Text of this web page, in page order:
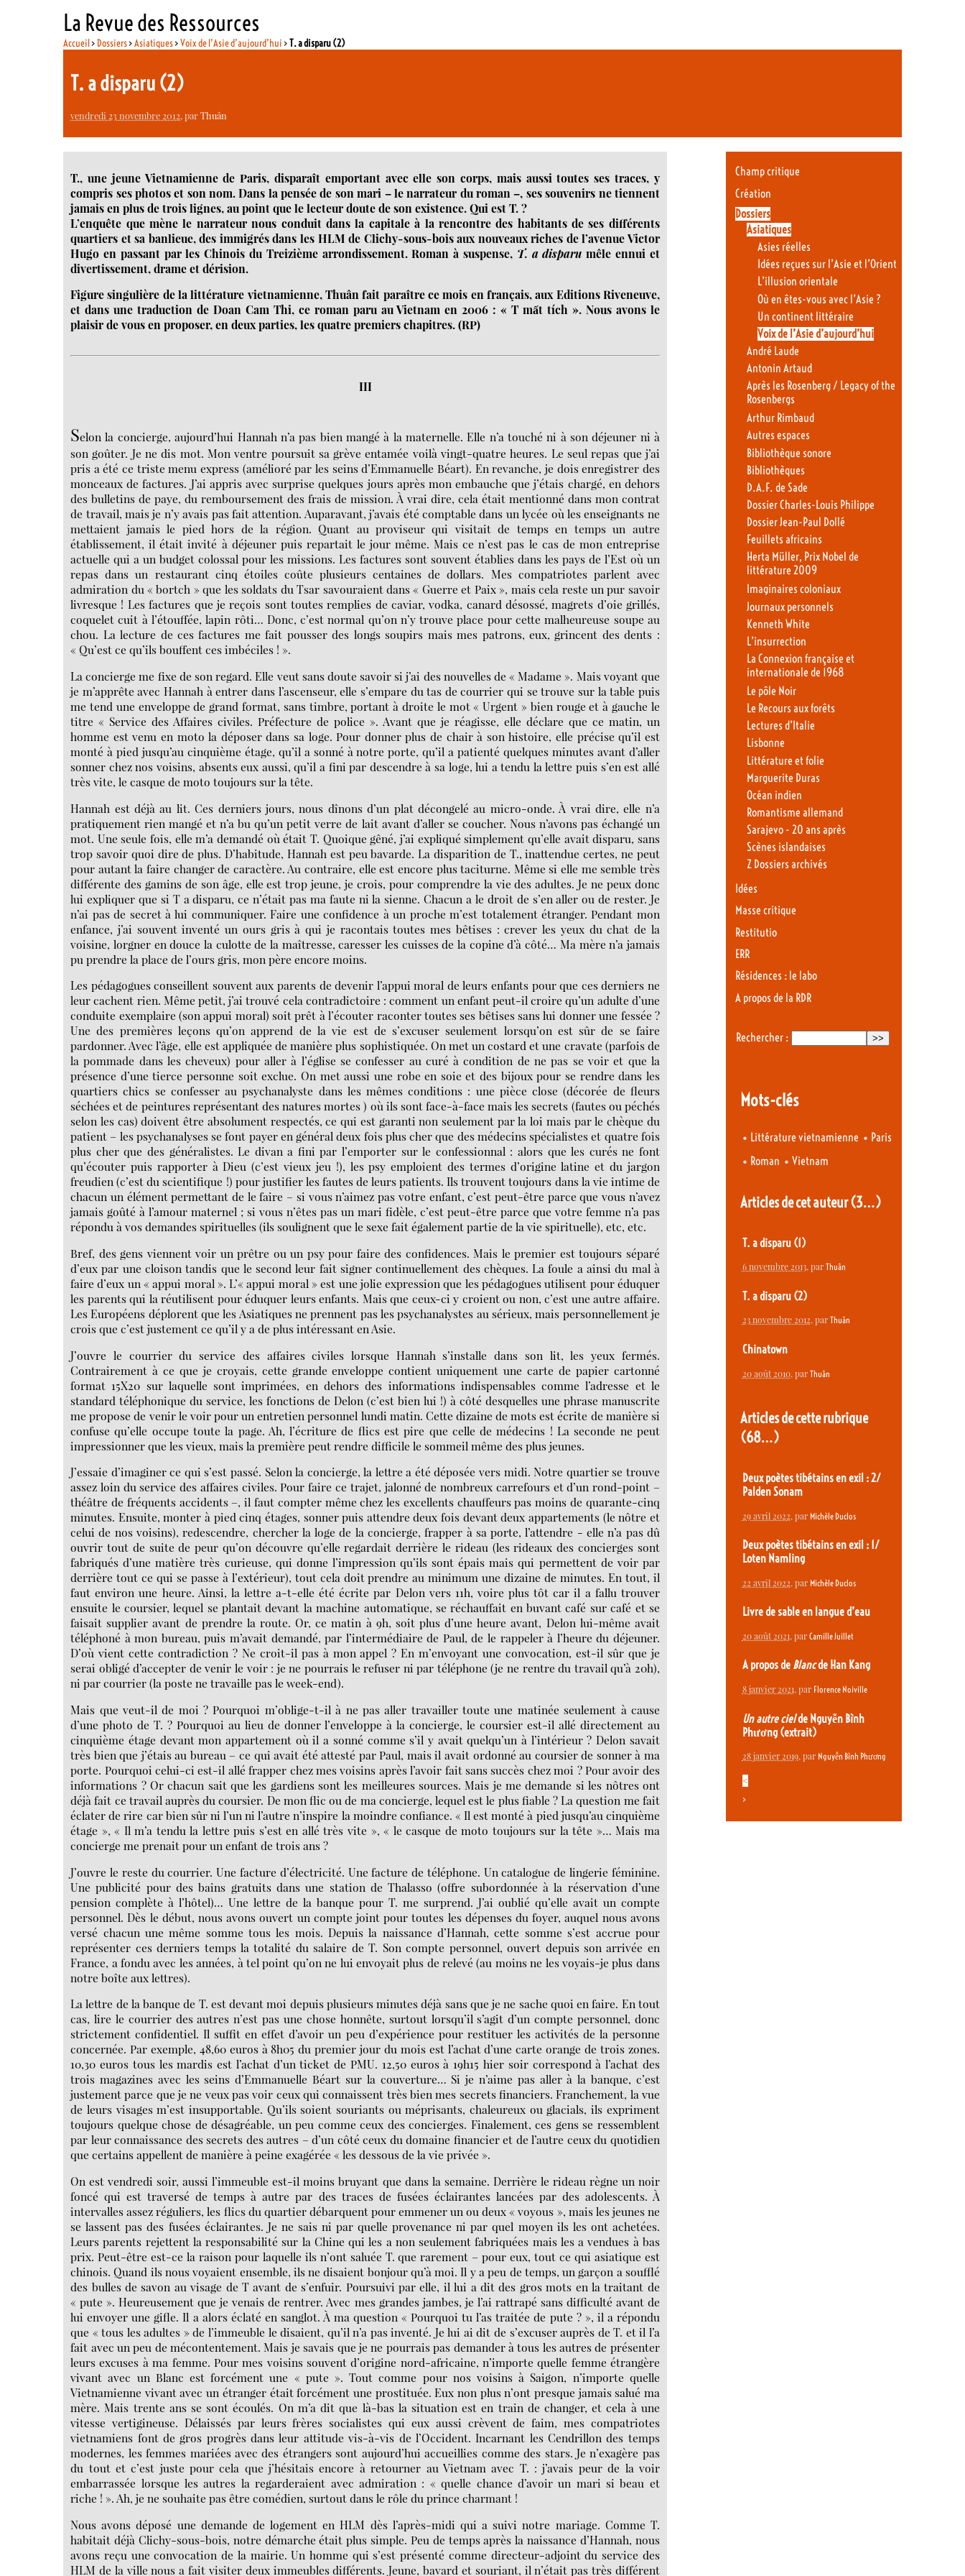
La Revue des Ressources
Accueil> Dossiers>Asiatiques>Voix de l’Asie d’aujourd’hui >T. a disparu (2)
T. a disparu (2)
vendredi 23 novembre 2012, parThuân
T., une jeune Vietnamienne de Paris, disparaît emportant avec elle son corps, mais aussi toutes ses traces, y
compris ses photos et son nom. Dans la pensée de son mari – le narrateur du roman –, ses souvenirs ne tiennent
jamais en plus de trois lignes, au point que le lecteur doute de son existence. Qui est T. ?
L’enquête que mène le narrateur nous conduit dans la capitale à la rencontre des habitants de ses différents
quartiers et sa banlieue, des immigrés dans les HLM de Clichy-sous-bois aux nouveaux riches de l’avenue Victor
Hugo en passant par les Chinois du Treizième arrondissement. Roman à suspense, T. a disparu mêle ennui et
divertissement, drame et dérision.
Figure singulière de la littérature vietnamienne, Thuân fait paraître ce mois en français, aux Editions Riveneuve,
et dans une traduction de Doan Cam Thi, ce roman paru au Vietnam en 2006 : « T mất tích ». Nous avons le
plaisir de vous en proposer, en deux parties, les quatre premiers chapitres. (RP)
III
Selon la concierge, aujourd’hui Hannah n’a pas bien mangé à la maternelle. Elle n’a touché ni à son déjeuner ni à
son goûter. Je ne dis mot. Mon ventre poursuit sa grève entamée voilà vingt-quatre heures. Le seul repas que j’ai
pris a été ce triste menu express (amélioré par les seins d’Emmanuelle Béart). En revanche, je dois enregistrer des
monceaux de factures. J’ai appris avec surprise quelques jours après mon embauche que j’étais chargé, en dehors
des bulletins de paye, du remboursement des frais de mission. À vrai dire, cela était mentionné dans mon contrat
de travail, mais je n’y avais pas fait attention. Auparavant, j’avais été comptable dans un lycée où les enseignants ne
mettaient jamais le pied hors de la région. Quant au proviseur qui visitait de temps en temps un autre
établissement, il était invité à déjeuner puis repartait le jour même. Mais ce n’est pas le cas de mon entreprise
actuelle qui a un budget colossal pour les missions. Les factures sont souvent établies dans les pays de l’Est où un
repas dans un restaurant cinq étoiles coûte plusieurs centaines de dollars. Mes compatriotes parlent avec
admiration du « bortch » que les soldats du Tsar savouraient dans « Guerre et Paix », mais cela reste un pur savoir
livresque ! Les factures que je reçois sont toutes remplies de caviar, vodka, canard désossé, magrets d’oie grillés,
coquelet cuit à l’étouffée, lapin rôti… Donc, c’est normal qu’on n’y trouve place pour cette malheureuse soupe au
chou. La lecture de ces factures me fait pousser des longs soupirs mais mes patrons, eux, grincent des dents :
« Qu’est ce qu’ils bouffent ces imbéciles ! ».
La concierge me fixe de son regard. Elle veut sans doute savoir si j’ai des nouvelles de « Madame ». Mais voyant que
je m’apprête avec Hannah à entrer dans l’ascenseur, elle s’empare du tas de courrier qui se trouve sur la table puis
me tend une enveloppe de grand format, sans timbre, portant à droite le mot « Urgent » bien rouge et à gauche le
titre « Service des Affaires civiles. Préfecture de police ». Avant que je réagisse, elle déclare que ce matin, un
homme est venu en moto la déposer dans sa loge. Pour donner plus de chair à son histoire, elle précise qu’il est
monté à pied jusqu’au cinquième étage, qu’il a sonné à notre porte, qu’il a patienté quelques minutes avant d’aller
sonner chez nos voisins, absents eux aussi, qu’il a fini par descendre à sa loge, lui a tendu la lettre puis s’en est allé
très vite, le casque de moto toujours sur la tête.
Hannah est déjà au lit. Ces derniers jours, nous dînons d’un plat décongelé au micro-onde. À vrai dire, elle n’a
pratiquement rien mangé et n’a bu qu’un petit verre de lait avant d’aller se coucher. Nous n’avons pas échangé un
mot. Une seule fois, elle m’a demandé où était T. Quoique gêné, j’ai expliqué simplement qu’elle avait disparu, sans
trop savoir quoi dire de plus. D’habitude, Hannah est peu bavarde. La disparition de T., inattendue certes, ne peut
pour autant la faire changer de caractère. Au contraire, elle est encore plus taciturne. Même si elle me semble très
différente des gamins de son âge, elle est trop jeune, je crois, pour comprendre la vie des adultes. Je ne peux donc
lui expliquer que si T a disparu, ce n’était pas ma faute ni la sienne. Chacun a le droit de s’en aller ou de rester. Je
n’ai pas de secret à lui communiquer. Faire une confidence à un proche m’est totalement étranger. Pendant mon
enfance, j’ai souvent inventé un ours gris à qui je racontais toutes mes bêtises : crever les yeux du chat de la
voisine, lorgner en douce la culotte de la maîtresse, caresser les cuisses de la copine d’à côté… Ma mère n’a jamais
pu prendre la place de l’ours gris, mon père encore moins.
Les pédagogues conseillent souvent aux parents de devenir l’appui moral de leurs enfants pour que ces derniers ne
leur cachent rien. Même petit, j’ai trouvé cela contradictoire : comment un enfant peut-il croire qu’un adulte d’une
conduite exemplaire (son appui moral) soit prêt à l’écouter raconter toutes ses bêtises sans lui donner une fessée ?
Une des premières leçons qu’on apprend de la vie est de s’excuser seulement lorsqu’on est sûr de se faire
pardonner. Avec l’âge, elle est appliquée de manière plus sophistiquée. On met un costard et une cravate (parfois de
la pommade dans les cheveux) pour aller à l’église se confesser au curé à condition de ne pas se voir et que la
présence d’une tierce personne soit exclue. On met aussi une robe en soie et des bijoux pour se rendre dans les
quartiers chics se confesser au psychanalyste dans les mêmes conditions : une pièce close (décorée de fleurs
séchées et de peintures représentant des natures mortes ) où ils sont face-à-face mais les secrets (fautes ou péchés
selon les cas) doivent être absolument respectés, ce qui est garanti non seulement par la loi mais par le chèque du
patient – les psychanalyses se font payer en général deux fois plus cher que des médecins spécialistes et quatre fois
plus cher que des généralistes. Le divan a fini par l’emporter sur le confessionnal : alors que les curés ne font
qu’écouter puis rapporter à Dieu (c’est vieux jeu !), les psy emploient des termes d’origine latine et du jargon
freudien (c’est du scientifique !) pour justifier les fautes de leurs patients. Ils trouvent toujours dans la vie intime de
chacun un élément permettant de le faire – si vous n’aimez pas votre enfant, c’est peut-être parce que vous n’avez
jamais goûté à l’amour maternel ; si vous n’êtes pas un mari fidèle, c’est peut-être parce que votre femme n’a pas
répondu à vos demandes spirituelles (ils soulignent que le sexe fait également partie de la vie spirituelle), etc, etc.
Bref, des gens viennent voir un prêtre ou un psy pour faire des confidences. Mais le premier est toujours séparé
d’eux par une cloison tandis que le second leur fait signer continuellement des chèques. La foule a ainsi du mal à
faire d’eux un « appui moral ». L’« appui moral » est une jolie expression que les pédagogues utilisent pour éduquer
les parents qui la réutilisent pour éduquer leurs enfants. Mais que ceux-ci y croient ou non, c’est une autre affaire.
Les Européens déplorent que les Asiatiques ne prennent pas les psychanalystes au sérieux, mais personnellement je
crois que c’est justement ce qu’il y a de plus intéressant en Asie.
J’ouvre le courrier du service des affaires civiles lorsque Hannah s’installe dans son lit, les yeux fermés.
Contrairement à ce que je croyais, cette grande enveloppe contient uniquement une carte de papier cartonné
format 15X20 sur laquelle sont imprimées, en dehors des informations indispensables comme l’adresse et le
standard téléphonique du service, les fonctions de Delon (c’est bien lui !) à côté desquelles une phrase manuscrite
me propose de venir le voir pour un entretien personnel lundi matin. Cette dizaine de mots est écrite de manière si
confuse qu’elle occupe toute la page. Ah, l’écriture de flics est pire que celle de médecins ! La seconde ne peut
impressionner que les vieux, mais la première peut rendre difficile le sommeil même des plus jeunes.
J’essaie d’imaginer ce qui s’est passé. Selon la concierge, la lettre a été déposée vers midi. Notre quartier se trouve
assez loin du service des affaires civiles. Pour faire ce trajet, jalonné de nombreux carrefours et d’un rond-point –
théâtre de fréquents accidents –, il faut compter même chez les excellents chauffeurs pas moins de quarante-cinq
minutes. Ensuite, monter à pied cinq étages, sonner puis attendre deux fois devant deux appartements (le nôtre et
celui de nos voisins), redescendre, chercher la loge de la concierge, frapper à sa porte, l’attendre - elle n’a pas dû
ouvrir tout de suite de peur qu’on découvre qu’elle regardait derrière le rideau (les rideaux des concierges sont
fabriqués d’une matière très curieuse, qui donne l’impression qu’ils sont épais mais qui permettent de voir par
derrière tout ce qui se passe à l’extérieur), tout cela doit prendre au minimum une dizaine de minutes. En tout, il
faut environ une heure. Ainsi, la lettre a-t-elle été écrite par Delon vers 11h, voire plus tôt car il a fallu trouver
ensuite le coursier, lequel se plantait devant la machine automatique, se réchauffait en buvant café sur café et se
faisait supplier avant de prendre la route. Or, ce matin à 9h, soit plus d’une heure avant, Delon lui-même avait
téléphoné à mon bureau, puis m’avait demandé, par l’intermédiaire de Paul, de le rappeler à l’heure du déjeuner.
D’où vient cette contradiction ? Ne croit-il pas à mon appel ? En m’envoyant une convocation, est-il sûr que je
serai obligé d’accepter de venir le voir : je ne pourrais le refuser ni par téléphone (je ne rentre du travail qu’à 20h),
ni par courrier (la poste ne travaille pas le week-end).
Mais que veut-il de moi ? Pourquoi m’oblige-t-il à ne pas aller travailler toute une matinée seulement à cause
d’une photo de T. ? Pourquoi au lieu de donner l’enveloppe à la concierge, le coursier est-il allé directement au
cinquième étage devant mon appartement où il a sonné comme s’il y avait quelqu’un à l’intérieur ? Delon savait
très bien que j’étais au bureau – ce qui avait été attesté par Paul, mais il avait ordonné au coursier de sonner à ma
porte. Pourquoi celui-ci est-il allé frapper chez mes voisins après l’avoir fait sans succès chez moi ? Pour avoir des
informations ? Or chacun sait que les gardiens sont les meilleures sources. Mais je me demande si les nôtres ont
déjà fait ce travail auprès du coursier. De mon flic ou de ma concierge, lequel est le plus fiable ? La question me fait
éclater de rire car bien sûr ni l’un ni l’autre n’inspire la moindre confiance. « Il est monté à pied jusqu’au cinquième
étage », « Il m’a tendu la lettre puis s’est en allé très vite », « le casque de moto toujours sur la tête »… Mais ma
concierge me prenait pour un enfant de trois ans ?
J’ouvre le reste du courrier. Une facture d’électricité. Une facture de téléphone. Un catalogue de lingerie féminine.
Une publicité pour des bains gratuits dans une station de Thalasso (offre subordonnée à la réservation d’une
pension complète à l’hôtel)… Une lettre de la banque pour T. me surprend. J’ai oublié qu’elle avait un compte
personnel. Dès le début, nous avons ouvert un compte joint pour toutes les dépenses du foyer, auquel nous avons
versé chacun une même somme tous les mois. Depuis la naissance d’Hannah, cette somme s’est accrue pour
représenter ces derniers temps la totalité du salaire de T. Son compte personnel, ouvert depuis son arrivée en
France, a fondu avec les années, à tel point qu’on ne lui envoyait plus de relevé (au moins ne les voyais-je plus dans
notre boîte aux lettres).
La lettre de la banque de T. est devant moi depuis plusieurs minutes déjà sans que je ne sache quoi en faire. En tout
cas, lire le courrier des autres n’est pas une chose honnête, surtout lorsqu’il s’agit d’un compte personnel, donc
strictement confidentiel. Il suffit en effet d’avoir un peu d’expérience pour restituer les activités de la personne
concernée. Par exemple, 48,60 euros à 8h05 du premier jour du mois est l’achat d’une carte orange de trois zones.
10,30 euros tous les mardis est l’achat d’un ticket de PMU. 12,50 euros à 19h15 hier soir correspond à l’achat des
trois magazines avec les seins d’Emmanuelle Béart sur la couverture… Si je n’aime pas aller à la banque, c’est
justement parce que je ne veux pas voir ceux qui connaissent très bien mes secrets financiers. Franchement, la vue
de leurs visages m’est insupportable. Qu’ils soient souriants ou méprisants, chaleureux ou glacials, ils expriment
toujours quelque chose de désagréable, un peu comme ceux des concierges. Finalement, ces gens se ressemblent
par leur connaissance des secrets des autres – d’un côté ceux du domaine financier et de l’autre ceux du quotidien
que certains appellent de manière à peine exagérée « les dessous de la vie privée ».
On est vendredi soir, aussi l’immeuble est-il moins bruyant que dans la semaine. Derrière le rideau règne un noir
foncé qui est traversé de temps à autre par des traces de fusées éclairantes lancées par des adolescents. À
intervalles assez réguliers, les flics du quartier débarquent pour emmener un ou deux « voyous », mais les jeunes ne
se lassent pas des fusées éclairantes. Je ne sais ni par quelle provenance ni par quel moyen ils les ont achetées.
Leurs parents rejettent la responsabilité sur la Chine qui les a non seulement fabriquées mais les a vendues à bas
prix. Peut-être est-ce la raison pour laquelle ils n’ont saluée T. que rarement – pour eux, tout ce qui asiatique est
chinois. Quand ils nous voyaient ensemble, ils ne disaient bonjour qu’à moi. Il y a peu de temps, un garçon a soufflé
des bulles de savon au visage de T avant de s’enfuir. Poursuivi par elle, il lui a dit des gros mots en la traitant de
« pute ». Heureusement que je venais de rentrer. Avec mes grandes jambes, je l’ai rattrapé sans difficulté avant de
lui envoyer une gifle. Il a alors éclaté en sanglot. À ma question « Pourquoi tu l’as traitée de pute ? », il a répondu
que « tous les adultes » de l’immeuble le disaient, qu’il n’a pas inventé. Je lui ai dit de s’excuser auprès de T. et il l’a
fait avec un peu de mécontentement. Mais je savais que je ne pourrais pas demander à tous les autres de présenter
leurs excuses à ma femme. Pour mes voisins souvent d’origine nord-africaine, n’importe quelle femme étrangère
vivant avec un Blanc est forcément une « pute ». Tout comme pour nos voisins à Saigon, n’importe quelle
Vietnamienne vivant avec un étranger était forcément une prostituée. Eux non plus n’ont presque jamais salué ma
mère. Mais trente ans se sont écoulés. On m’a dit que là-bas la situation est en train de changer, et cela à une
vitesse vertigineuse. Délaissés par leurs frères socialistes qui eux aussi crèvent de faim, mes compatriotes
vietnamiens font de gros progrès dans leur attitude vis-à-vis de l’Occident. Incarnant les Cendrillon des temps
modernes, les femmes mariées avec des étrangers sont aujourd’hui accueillies comme des stars. Je n’exagère pas
du tout et c’est juste pour cela que j’hésitais encore à retourner au Vietnam avec T. : j’avais peur de la voir
embarrassée lorsque les autres la regarderaient avec admiration : « quelle chance d’avoir un mari si beau et
riche ! ». Ah, je ne souhaite pas être comédien, surtout dans le rôle du prince charmant !
Nous avons déposé une demande de logement en HLM dès l’après-midi qui a suivi notre mariage. Comme T.
habitait déjà Clichy-sous-bois, notre démarche était plus simple. Peu de temps après la naissance d’Hannah, nous
avons reçu une convocation de la mairie. Un homme qui s’est présenté comme directeur-adjoint du service des
HLM de la ville nous a fait visiter deux immeubles différents. Jeune, bavard et souriant, il n’était pas très différent
Champ critique
Création
Dossiers
Asiatiques
Asies réelles
Idées reçues sur l’Asie et l’Orient
L’illusion orientale
Où en êtes-vous avec l’Asie ?
Un continent littéraire
Voix de l’Asie d’aujourd’hui
André Laude
Antonin Artaud
Après les Rosenberg / Legacy of the
Rosenbergs
Arthur Rimbaud
Autres espaces
Bibliothèque sonore
Bibliothèques
D.A.F. de Sade
Dossier Charles-Louis Philippe
Dossier Jean-Paul Dollé
Feuillets africains
Herta Müller, Prix Nobel de
littérature 2009
Imaginaires coloniaux
Journaux personnels
Kenneth White
L’insurrection
La Connexion française et
internationale de 1968
Le pôle Noir
Le Recours aux forêts
Lectures d’Italie
Lisbonne
Littérature et folie
Marguerite Duras
Océan indien
Romantisme allemand
Sarajevo - 20 ans après
Scènes islandaises
Z Dossiers archivés
Idées
Masse critique
Restitutio
ERR
Résidences : le labo
A propos de la RDR
Rechercher :
Mots-clés
• Littérature vietnamienne • Paris
• Roman •Vietnam
Articles de cet auteur(3…)
T. a disparu (1)
6 novembre 2013, par Thuân
T. a disparu (2)
23 novembre 2012, par Thuân
Chinatown
20 août 2010, par Thuân
Articles de cette rubrique
(68…)
Deux poètes tibétains en exil : 2/
Palden Sonam
29 avril 2022, par Michèle Duclos
Deux poètes tibétains en exil : 1/
Loten Namling
22 avril 2022, par Michèle Duclos
Livre de sable en langue d’eau
20 août 2021, par Camille Juillet
A propos de Blancde Han Kang
8 janvier 2021, par Florence Noiville
Un autre cielde Nguyễn Bình
Phương (extrait)
28 janvier 2019, par Nguyễn Bình Phương
<
>